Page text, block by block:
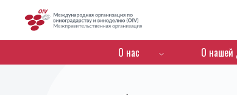
Menú de
О нас О нашей